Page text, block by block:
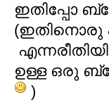
ഇതിപ്പോ
(ഇതിനൊരു
ഉള്ള ഒരു
)